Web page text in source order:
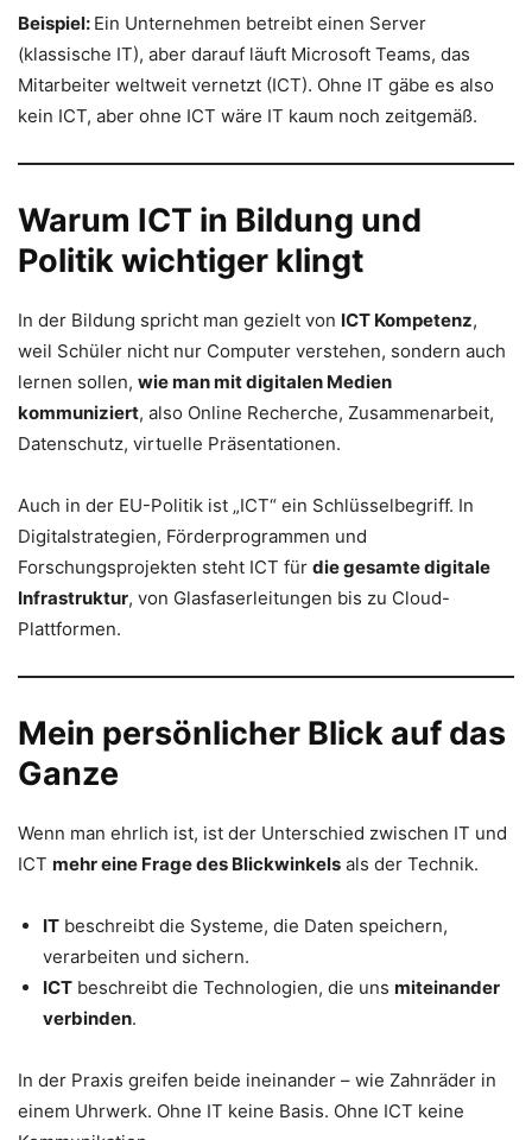
Beispiel: Ein Unternehmen betreibt einen Server
(klassische IT), aber darauf läuft Microsoft Teams, das
Mitarbeiter weltweit vernetzt (ICT). Ohne IT gäbe es also
kein ICT, aber ohne ICT wäre IT kaum noch zeitgemäß.
Warum ICT in Bildung und
Politik wichtiger klingt
In der Bildung spricht man gezielt von ICT Kompetenz,
weil Schüler nicht nur Computer verstehen, sondern auch
lernen sollen, wie man mit digitalen Medien
kommuniziert, also Online Recherche, Zusammenarbeit,
Datenschutz, virtuelle Präsentationen.
Auch in der EU-Politik ist „ICT“ ein Schlüsselbegriff. In
Digitalstrategien, Förderprogrammen und
Forschungsprojekten steht ICT für die gesamte digitale
Infrastruktur, von Glasfaserleitungen bis zu Cloud-
Plattformen.
Mein persönlicher Blick auf das
Ganze
Wenn man ehrlich ist, ist der Unterschied zwischen IT und
ICT mehr eine Frage des Blickwinkels als der Technik.
IT beschreibt die Systeme, die Daten speichern,
verarbeiten und sichern.
ICT beschreibt die Technologien, die uns miteinander
verbinden.
In der Praxis greifen beide ineinander – wie Zahnräder in
einem Uhrwerk. Ohne IT keine Basis. Ohne ICT keine